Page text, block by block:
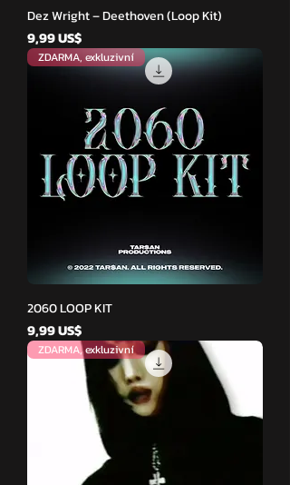
Dez Wright – Deethoven (Loop Kit)
Cena
9,99 US$
ZDARMA, exkluzivní
2060 LOOP KIT
Cena
9,99 US$
ZDARMA, exkluzivní